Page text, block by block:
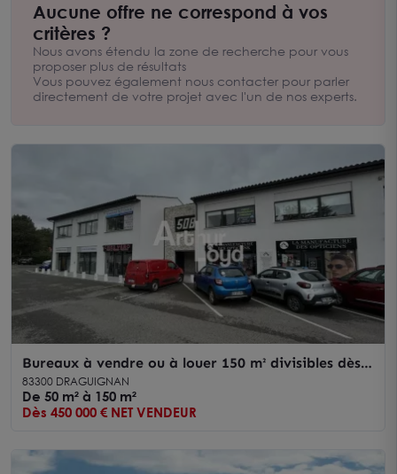
votre société afin de trouver le bureau adapté à votre
activité. Premier réseau national de conseil en immobilier
d’entreprise, Arthur Loyd favorise depuis plus de 30 ans le
succès des entreprises de toutes tailles en les aidant à réaliser
leur projet immobilier sur l’ensemble de la Région Alpes
maritimes et l'Est du Var.
Aucune offre ne correspond à vos
critères ?
Nous avons étendu la zone de recherche pour vous
proposer plus de résultats
Vous pouvez également nous contacter pour parler
directement de votre projet avec l'un de nos experts.
Bureaux à vendre ou à louer 150 m² divisibles dès
50 m² - Draguignan
83300 DRAGUIGNAN
De 50 m² à 150 m²
Dès 450 000 € NET VENDEUR